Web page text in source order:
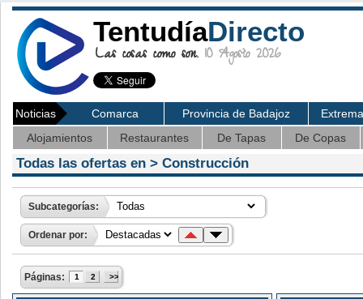
TentudíaDirecto
Las cosas como son. 10 Agosto 2026
Noticias Comarca Provincia de Badajoz
Alojamientos
Restaurantes De Tapas De Copas
Todas las ofertas en > Construcción
Subcategorías:
Ordenar por:
Páginas: 1 2 >>